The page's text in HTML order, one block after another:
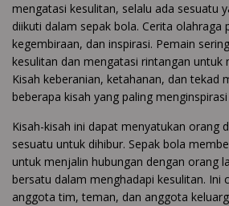
mengatasi kesulitan, selalu ada sesuatu
diikuti dalam sepak bola. Cerita olahraga
kegembiraan, dan inspirasi. Pemain
kesulitan dan mengatasi rintangan untuk
Kisah keberanian, ketahanan, dan tekad
beberapa kisah yang paling
Kisah-kisah ini dapat menyatukan orang
sesuatu untuk dihibur. Sepak bola
untuk menjalin hubungan dengan orang
bersatu dalam menghadapi kesulitan. Ini
anggota tim, teman, dan anggota